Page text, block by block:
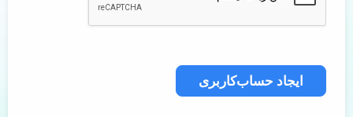
ایجاد حساب‌کاربری